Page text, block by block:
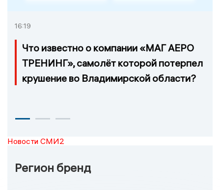
16:19
Что известно о компании «МАГ АЕРО
ТРЕНИНГ», самолёт которой потерпел
крушение во Владимирской области?
Новости СМИ2
Регион бренд